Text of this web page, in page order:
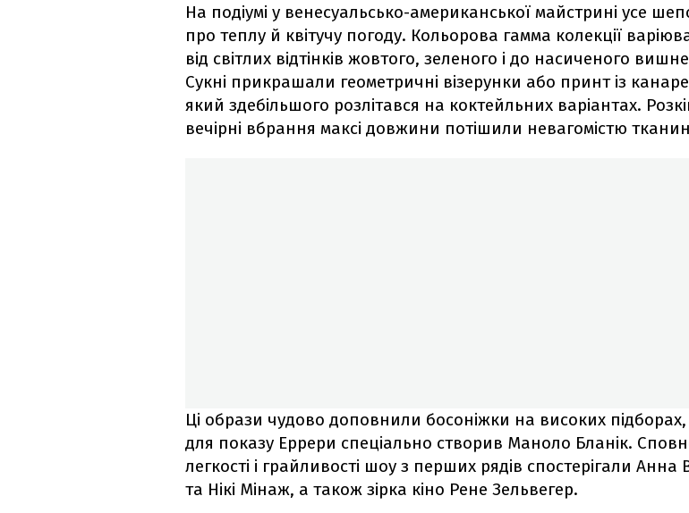
На подіумі у венесуальсько-американської майстрині усе
про теплу й квітучу погоду. Кольорова гамма колекції
від світлих відтінків жовтого, зеленого і до насиченого
Сукні прикрашали геометричні візерунки або принт із
який здебільшого розлітався на коктейльних варіантах.
вечірні вбрання максі довжини потішили невагомістю
Ці образи чудово доповнили босоніжки на високих підборах,
для показу Еррери спеціально створив Маноло Бланік.
легкості і грайливості шоу з перших рядів спостерігали Анна
та Нікі Мінаж, а також зірка кіно Рене Зельвегер.